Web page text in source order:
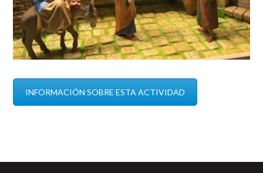
INFORMACIÓN SOBRE ESTA ACTIVIDAD